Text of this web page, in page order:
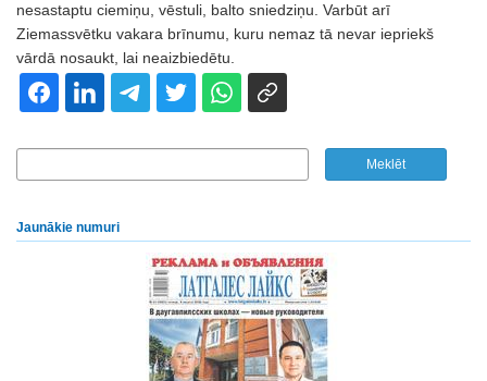
nesastaptu ciemiņu, vēstuli, balto sniedziņu. Varbūt arī
Ziemassvētku vakara brīnumu, kuru nemaz tā nevar iepriekš
vārdā nosaukt, lai neaizbiedētu.
Jaunākie numuri